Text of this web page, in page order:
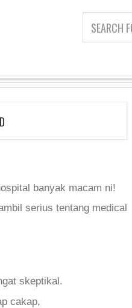
banyak macam ni!
serius tentang medical
skeptikal.
cakap,